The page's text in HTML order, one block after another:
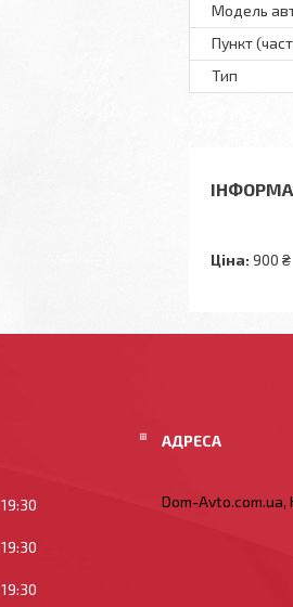
Модель
Пункт
Тип
Ціна: 900 ₴
19:30
19:30
19:30
Dom-Avto.com.ua,